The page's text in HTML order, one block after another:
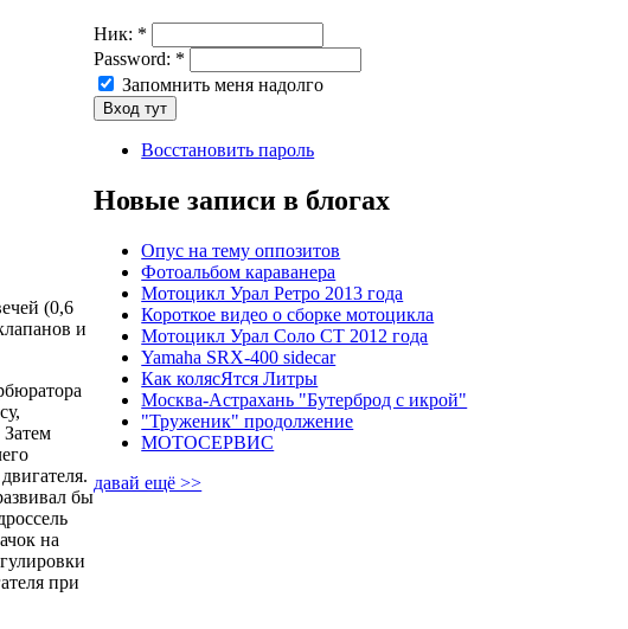
(0,6
и
бы
на
при
Ник: *
Password: *
Запомнить меня надолго
Восстановить пароль
Новые записи в блогах
Опус на тему оппозитов
Фотоальбом караванера
Мотоцикл Урал Ретро 2013 года
Короткое видео о сборке мотоцикла
Мотоцикл Урал Соло СТ 2012 года
Yamaha SRX-400 sidecar
Как колясЯтся Литры
Москва-Астрахань "Бутерброд с икрой"
"Труженик" продолжение
МОТОСЕРВИС
давай ещё >>